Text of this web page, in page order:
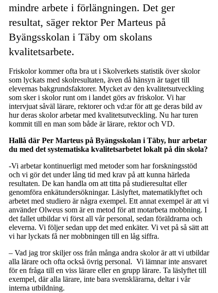
mindre arbete i förlängningen. Det ger
resultat, säger rektor Per Marteus på
Byängsskolan i Täby om skolans
kvalitetsarbete.
Friskolor kommer ofta bra ut i Skolverkets statistik över skolor
som lyckats med skolresultaten, även då hänsyn är taget till
elevernas bakgrundsfaktorer. Mycket av den kvalitetsutveckling
som sker i skolor runt om i landet görs av friskolor. Vi har
intervjuat såväl lärare, rektorer och vd:ar för att ge deras bild av
hur deras skolor arbetar med kvalitetsutveckling. Nu har turen
kommit till en man som både är lärare, rektor och VD.
Hallå där Per Marteus på Byängsskolan i Täby, hur arbetar
du med det systematiska kvalitetsarbetet lokalt på din skola?
-Vi arbetar kontinuerligt med metoder som har forskningsstöd
och vi gör det under lång tid med krav på att kunna härleda
resultaten. De kan handla om att titta på studieresultat eller
genomföra enkätundersökningar. Läslyftet, matematiklyftet och
arbetet med studiero är några exempel. Ett annat exempel är att vi
använder Olweus som är en metod för att motarbeta mobbning. I
det fallet utbildar vi först all vår personal, sedan föräldrarna och
eleverna. Vi följer sedan upp det med enkäter. Vi vet på så sätt att
vi har lyckats få ner mobbningen till en låg siffra.
– Vad jag tror skiljer oss från många andra skolor är att vi utbildar
alla lärare och ofta också övrig personal. Vi lämnar inte ansvaret
för en fråga till en viss lärare eller en grupp lärare. Ta läslyftet till
exempel, där alla lärare, inte bara svensklärarna, deltar i vår
interna utbildning.